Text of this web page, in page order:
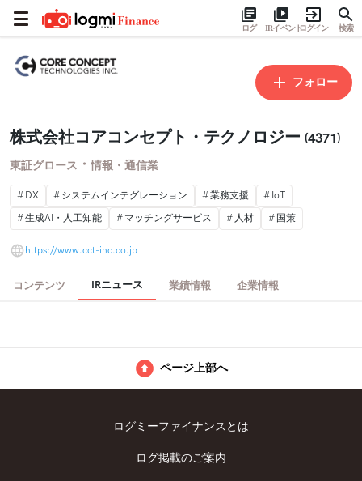
ログ IRイベントログイン 検索
フォロー
株式会社コアコンセプト・テクノロジー (4371)
東証グロース ・ 情報・通信業
DX システムインテグレーション 業務支援
IoT
生成AI・人工知能
マッチングサービス 人材 国策
https://www.cct-inc.co.jp
コンテンツ IRニュース 業績情報 企業情報
ページ上部へ
ログミーファイナンスとは
ログ掲載のご案内